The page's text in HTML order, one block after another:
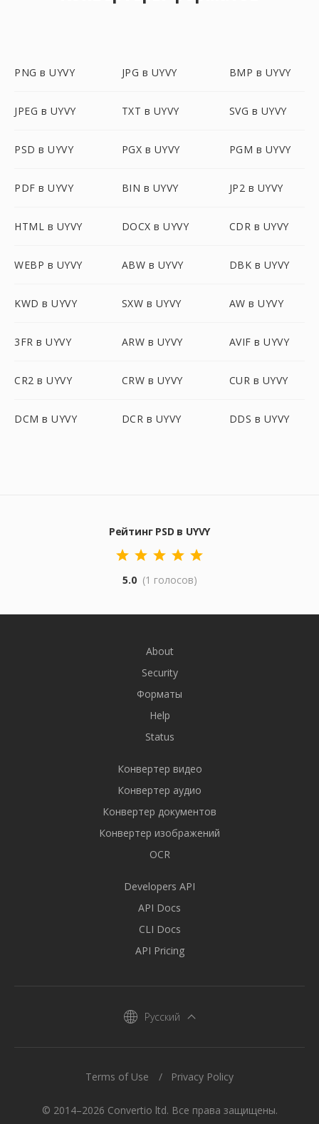
PNG в UYVY JPG в UYVY BMP в UYVY
JPEG в UYVY TXT в UYVY SVG в UYVY
PSD в UYVY PGX в UYVY PGM в UYVY
PDF в UYVY BIN в UYVY JP2 в UYVY
HTML в UYVY DOCX в UYVY CDR в UYVY
WEBP в UYVY ABW в UYVY DBK в UYVY
KWD в UYVY SXW в UYVY AW в UYVY
3FR в UYVY ARW в UYVY AVIF в UYVY
CR2 в UYVY CRW в UYVY CUR в UYVY
DCM в UYVY DCR в UYVY DDS в UYVY
Рейтинг PSD в UYVY
5.0 (1 голосов)
About
Security
Форматы
Help
Status
Конвертер видео
Конвертер аудио
Конвертер документов
Конвертер изображений
OCR
Developers API
API Docs
CLI Docs
API Pricing
Русский
© 2014–2026 Convertio ltd. Все права защищены.
Terms of Use Privacy Policy